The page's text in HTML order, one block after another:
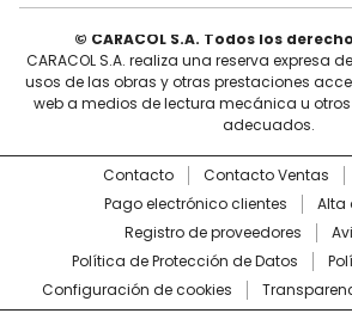
© CARACOL S.A. Todos los
CARACOL S.A. realiza una reserva expresa
usos de las obras y otras prestaciones
web a medios de lectura mecánica u
adecuados.
Contacto Contacto Ventas
Pago electrónico clientes
Alta
Registro de proveedores
Política de Protección de Datos
Configuración de cookies